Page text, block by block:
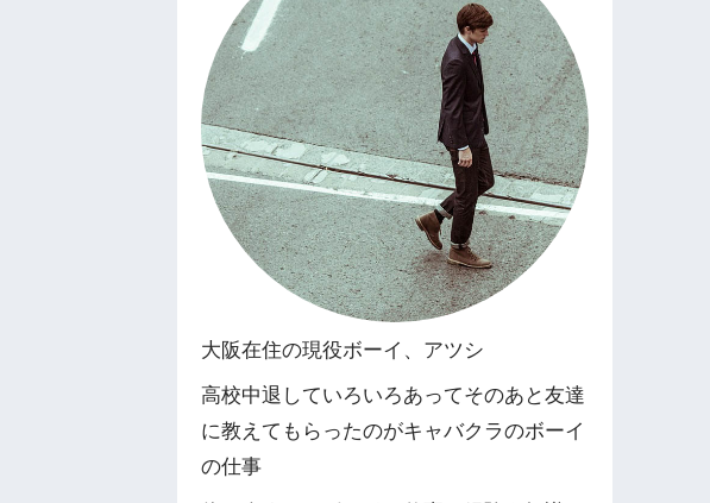
大阪在住の現役ボーイ、アツシ
高校中退していろいろあってそのあと友達
に教えてもらったのがキャバクラのボーイ
の仕事